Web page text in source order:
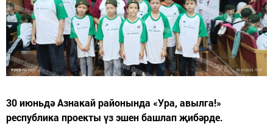
30 июньдә Азнакай районында «Ура, авылга!»
республика проекты үз эшен башлап җибәрде.